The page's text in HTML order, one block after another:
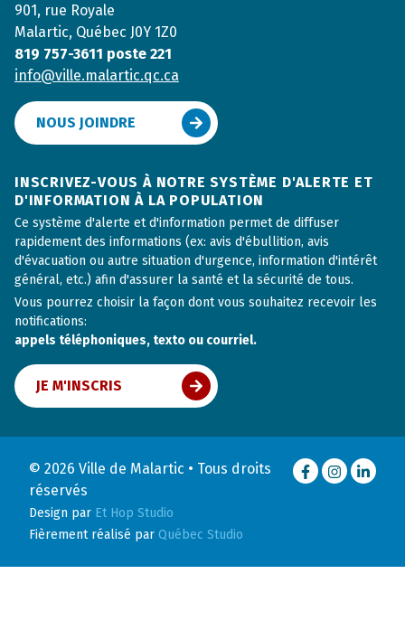
901, rue Royale
Malartic, Québec J0Y 1Z0
819 757-3611 poste 221
info@ville.malartic.qc.ca
NOUS JOINDRE
INSCRIVEZ-VOUS À NOTRE SYSTÈME D'ALERTE ET
D'INFORMATION À LA POPULATION
Ce système d'alerte et d'information permet de diffuser
rapidement des informations (ex: avis d'ébullition, avis
d'évacuation ou autre situation d'urgence, information d'intérêt
général, etc.) afin d'assurer la santé et la sécurité de tous.
Vous pourrez choisir la façon dont vous souhaitez recevoir les
notifications:
appels téléphoniques, texto ou courriel.
JE M'INSCRIS
© 2026 Ville de Malartic • Tous droits
réservés
Design par Et Hop Studio
Fièrement réalisé par Québec Studio
Facebook
Instagram